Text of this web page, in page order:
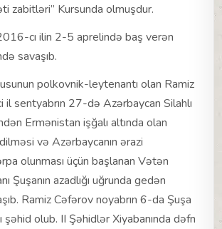
zabitləri” Kursunda olmuşdur.
cı ilin 2-5 aprelində baş verən
savaşıb.
polkovnik-leytenantı olan Ramiz
sentyabrın 27-də Azərbaycan Silahlı
Ermənistan işğalı altında olan
və Azərbaycanın ərazi
olunması üçün başlanan Vətən
Şuşanın azadlığı uğrunda gedən
Ramiz Cəfərov noyabrın 6-da Şuşa
şəhid olub. II Şəhidlər Xiyabanında dəfn